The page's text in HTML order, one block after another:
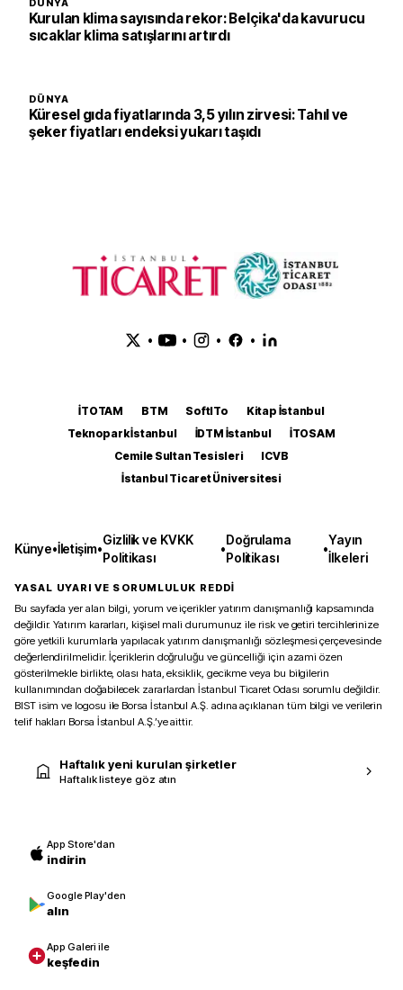
DÜNYA
Kurulan klima sayısında rekor: Belçika'da kavurucu
sıcaklar klima satışlarını artırdı
DÜNYA
Küresel gıda fiyatlarında 3,5 yılın zirvesi: Tahıl ve
şeker fiyatları endeksi yukarı taşıdı
• • • •
İTOTAM BTM SoftITo
Kitap İstanbul
Teknopark İstanbul
İDTM İstanbul
İTOSAM
Cemile Sultan Tesisleri
ICVB
İstanbul Ticaret Üniversitesi
Künye•İletişim•
Gizlilik ve KVKK
Politikası
•
Doğrulama
Politikası
•
Yayın
İlkeleri
YASAL UYARI VE SORUMLULUK REDDİ
Bu sayfada yer alan bilgi, yorum ve içerikler yatırım danışmanlığı kapsamında
değildir. Yatırım kararları, kişisel mali durumunuz ile risk ve getiri tercihlerinize
göre yetkili kurumlarla yapılacak yatırım danışmanlığı sözleşmesi çerçevesinde
değerlendirilmelidir. İçeriklerin doğruluğu ve güncelliği için azami özen
gösterilmekle birlikte, olası hata, eksiklik, gecikme veya bu bilgilerin
kullanımından doğabilecek zararlardan İstanbul Ticaret Odası sorumlu değildir.
BIST isim ve logosu ile Borsa İstanbul A.Ş. adına açıklanan tüm bilgi ve verilerin
telif hakları Borsa İstanbul A.Ş.’ye aittir.
Haftalık yeni kurulan şirketler
Haftalık listeye göz atın
App Store'dan
indirin
Google Play'den
alın
App Galeri ile
keşfedin